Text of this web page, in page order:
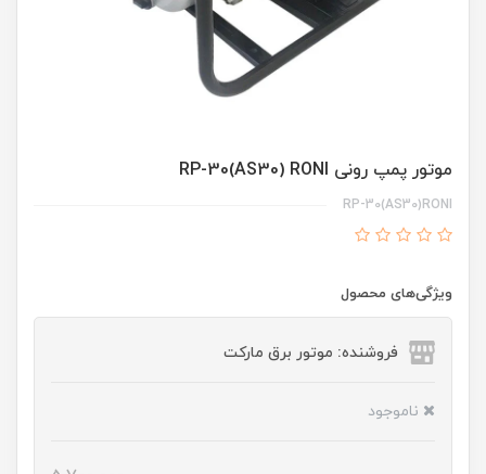
موتور پمپ رونی RP-30(AS30) RONI
RP-30(AS30)RONI
ویژگی‌های محصول
فروشنده: موتور برق مارکت
ناموجود